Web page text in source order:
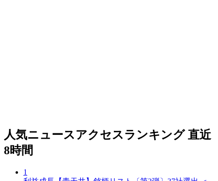
人気ニュースアクセスランキング 直近
8時間
1